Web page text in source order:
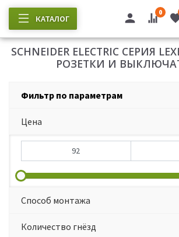
КАТАЛОГ
0
SCHNEIDER ELECTRIC СЕРИЯ
РОЗЕТКИ И
Фильтр по параметрам
Цена
Способ монтажа
Количество гнёзд